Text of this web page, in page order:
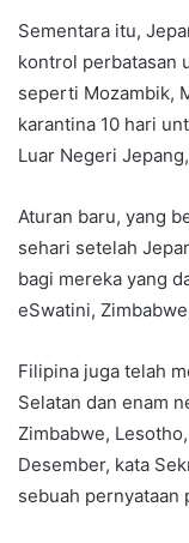
Sementara itu,
kontrol perbatasan
seperti Mozambik,
karantina 10 hari
Luar Negeri
Aturan baru, yang
sehari setelah
bagi mereka yang
eSwatini,
Filipina juga telah
Selatan dan enam
Zimbabwe,
Desember, kata
sebuah pernyataan